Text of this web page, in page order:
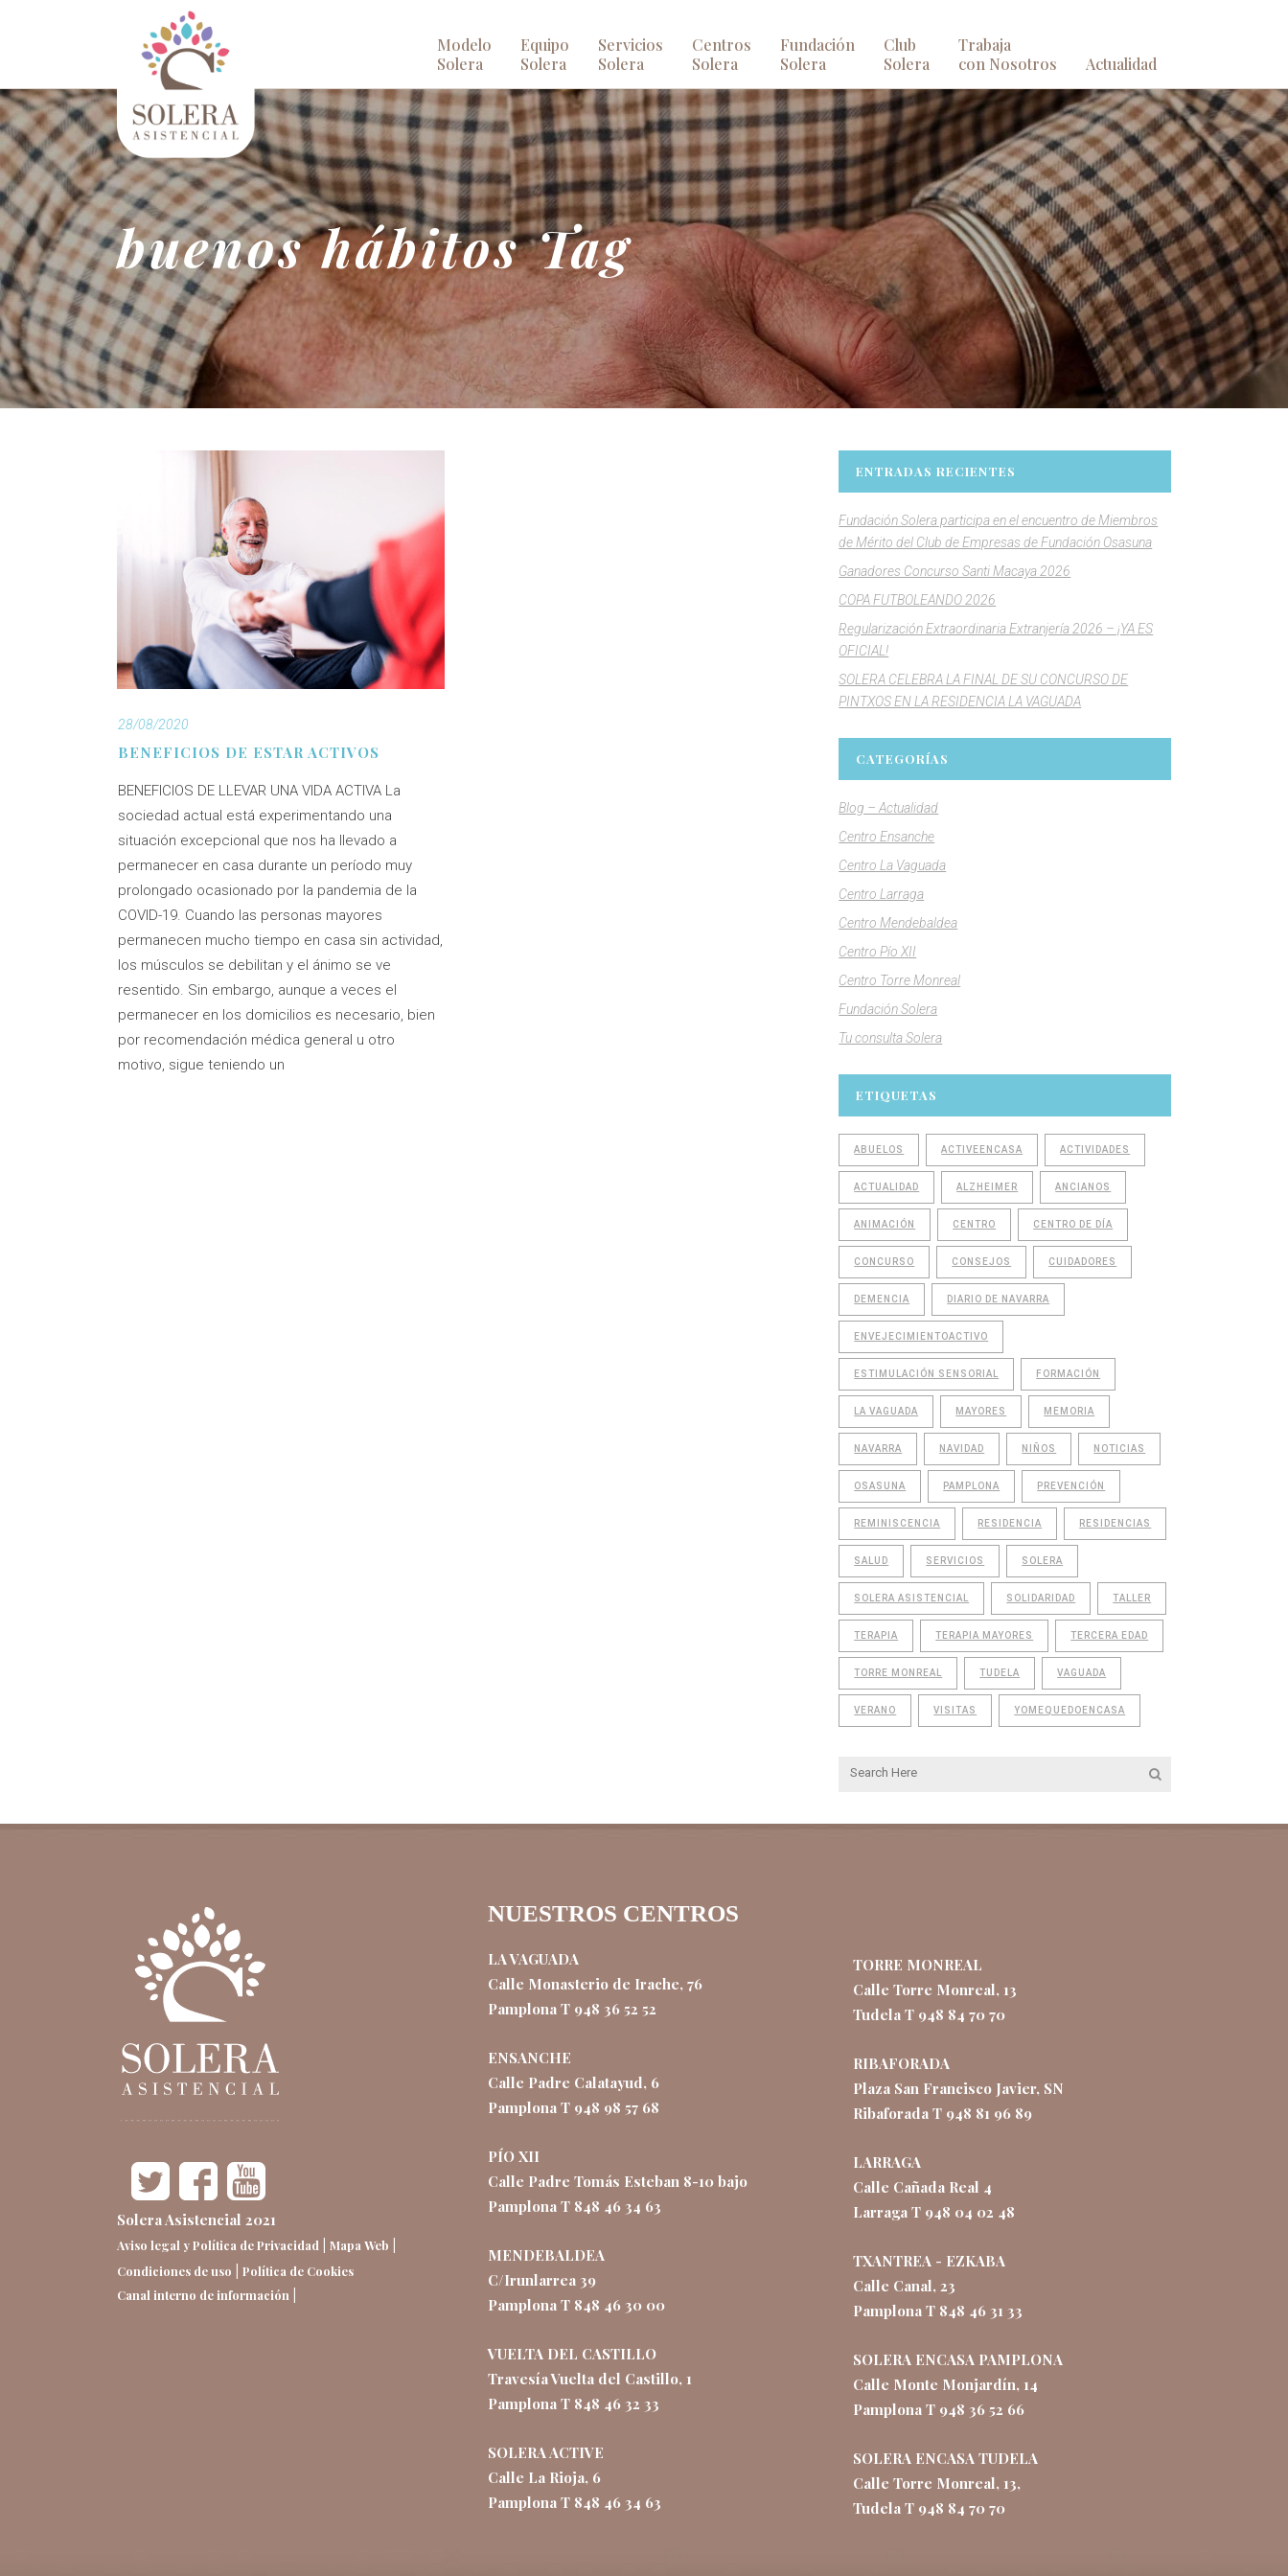
Modelo
Solera
Equipo
Solera
Servicios
Solera
Centros
Solera
Fundación
Solera
Club
Solera
Trabaja
con Nosotros
Actualidad
buenos hábitos Tag
28/08/2020
BENEFICIOS DE ESTAR ACTIVOS
BENEFICIOS DE LLEVAR UNA VIDA ACTIVA La
sociedad actual está experimentando una
situación excepcional que nos ha llevado a
permanecer en casa durante un período muy
prolongado ocasionado por la pandemia de la
COVID-19. Cuando las personas mayores
permanecen mucho tiempo en casa sin actividad,
los músculos se debilitan y el ánimo se ve
resentido. Sin embargo, aunque a veces el
permanecer en los domicilios es necesario, bien
por recomendación médica general u otro
motivo, sigue teniendo un
ENTRADAS RECIENTES
Fundación Solera participa en el encuentro de Miembros
de Mérito del Club de Empresas de Fundación Osasuna
Ganadores Concurso Santi Macaya 2026
COPA FUTBOLEANDO 2026
Regularización Extraordinaria Extranjería 2026 – ¡YA ES
OFICIAL!
SOLERA CELEBRA LA FINAL DE SU CONCURSO DE
PINTXOS EN LA RESIDENCIA LA VAGUADA
CATEGORÍAS
Blog – Actualidad
Centro Ensanche
Centro La Vaguada
Centro Larraga
Centro Mendebaldea
Centro Pío XII
Centro Torre Monreal
Fundación Solera
Tu consulta Solera
ETIQUETAS
ABUELOS ACTIVEENCASA ACTIVIDADES
ACTUALIDAD ALZHEIMER ANCIANOS
ANIMACIÓN CENTRO CENTRO DE DÍA
CONCURSO CONSEJOS CUIDADORES
DEMENCIA DIARIO DE NAVARRA
ENVEJECIMIENTOACTIVO
ESTIMULACIÓN SENSORIAL FORMACIÓN
LA VAGUADA MAYORES MEMORIA
NAVARRA NAVIDAD NIÑOS NOTICIAS
OSASUNA PAMPLONA PREVENCIÓN
REMINISCENCIA RESIDENCIA RESIDENCIAS
SALUD SERVICIOS SOLERA
SOLERA ASISTENCIAL SOLIDARIDAD TALLER
TERAPIA TERAPIA MAYORES TERCERA EDAD
TORRE MONREAL TUDELA VAGUADA
VERANO VISITAS YOMEQUEDOENCASA
Solera Asistencial 2021
Aviso legal y Política de Privacidad Mapa Web
Condiciones de uso
Política de Cookies
Canal interno de información
NUESTROS CENTROS
LA VAGUADA
Calle Monasterio de Irache, 76
Pamplona T 948 36 52 52
ENSANCHE
Calle Padre Calatayud, 6
Pamplona T 948 98 57 68
PÍO XII
Calle Padre Tomás Esteban 8-10 bajo
Pamplona T 848 46 34 63
MENDEBALDEA
C/Irunlarrea 39
Pamplona T 848 46 30 00
VUELTA DEL CASTILLO
Travesía Vuelta del Castillo, 1
Pamplona T 848 46 32 33
SOLERA ACTIVE
Calle La Rioja, 6
Pamplona T 848 46 34 63
TORRE MONREAL
Calle Torre Monreal, 13
Tudela T 948 84 70 70
RIBAFORADA
Plaza San Francisco Javier, SN
Ribaforada T 948 81 96 89
LARRAGA
Calle Cañada Real 4
Larraga T 948 04 02 48
TXANTREA - EZKABA
Calle Canal, 23
Pamplona T 848 46 31 33
SOLERA ENCASA PAMPLONA
Calle Monte Monjardín, 14
Pamplona T 948 36 52 66
SOLERA ENCASA TUDELA
Calle Torre Monreal, 13,
Tudela T 948 84 70 70